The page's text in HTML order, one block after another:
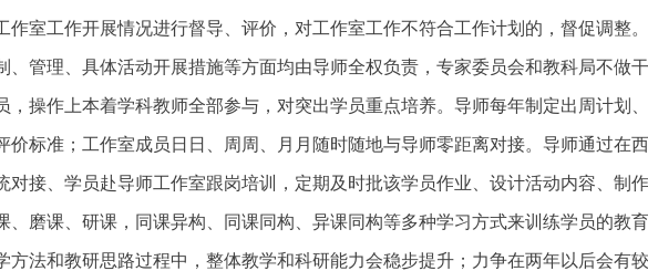
作室工作开展情况进行督导、评价，对工作室工作不符合工作计划的，督促调整
、管理、具体活动开展措施等方面均由导师全权负责，专家委员会和教科局不做
，操作上本着学科教师全部参与，对突出学员重点培养。导师每年制定出周计划
价标准；工作室成员日日、周周、月月随时随地与导师零距离对接。导师通过在
对接、学员赴导师工作室跟岗培训，定期及时批该学员作业、设计活动内容、制
、磨课、研课，同课异构、同课同构、异课同构等多种学习方式来训练学员的教
方法和教研思路过程中，整体教学和科研能力会稳步提升；力争在两年以后会有